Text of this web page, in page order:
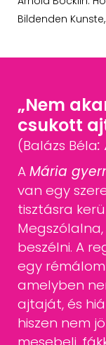
Bildenden
„Nem
csukott
(Balázs Béla:
AMária
van egy
tisztásra
beszélni. A
egy
amelyben
ajtaját, és
hiszen nem